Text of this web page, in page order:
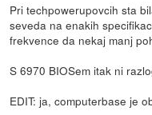
Pri techpowerupovcih sta
seveda na enakih
frekvence da nekaj manj
S 6970 BIOSem itak ni
EDIT: ja, computerbase je